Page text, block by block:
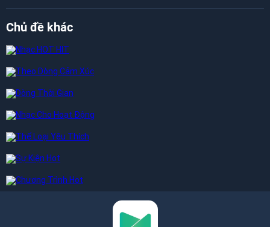
Chủ đề khác